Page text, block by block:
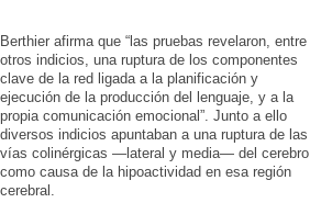
Berthier afirma que “las pruebas revelaron, entre
otros indicios, una ruptura de los componentes
clave de la red ligada a la planificación y
ejecución de la producción del lenguaje, y a la
propia comunicación emocional”. Junto a ello
diversos indicios apuntaban a una ruptura de las
vías colinérgicas —lateral y media— del cerebro
como causa de la hipoactividad en esa región
cerebral.